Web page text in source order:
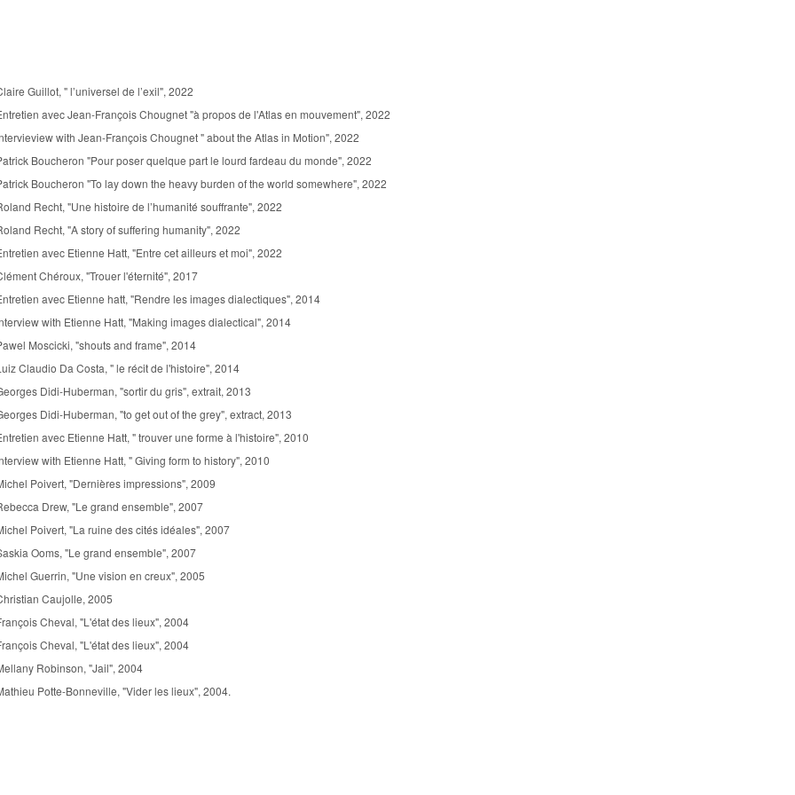
Guillot, " l’universel de l’exil", 2022
avec Jean-François Chougnet "à propos de l'Atlas en mouvement", 2022
with Jean-François Chougnet " about the Atlas in Motion", 2022
Boucheron "Pour poser quelque part le lourd fardeau du monde", 2022
Boucheron "To lay down the heavy burden of the world somewhere", 2022
Recht, "Une histoire de l’humanité souffrante", 2022
Recht, "A story of suffering humanity", 2022
avec Etienne Hatt, "Entre cet ailleurs et moi", 2022
Chéroux, "Trouer l'éternité", 2017
avec Etienne hatt, "Rendre les images dialectiques", 2014
with Etienne Hatt, "Making images dialectical", 2014
Moscicki, "shouts and frame", 2014
Claudio Da Costa, " le récit de l'histoire", 2014
Didi-Huberman, "sortir du gris", extrait, 2013
Didi-Huberman, "to get out of the grey", extract, 2013
avec Etienne Hatt, " trouver une forme à l'histoire", 2010
with Etienne Hatt, " Giving form to history", 2010
Poivert, "Dernières impressions", 2009
Drew, "Le grand ensemble", 2007
Poivert, "La ruine des cités idéales", 2007
Ooms, "Le grand ensemble", 2007
Guerrin, "Une vision en creux", 2005
Caujolle, 2005
Cheval, "L'état des lieux", 2004
Cheval, "L'état des lieux", 2004
Robinson, "Jail", 2004
Potte-Bonneville, "Vider les lieux", 2004.